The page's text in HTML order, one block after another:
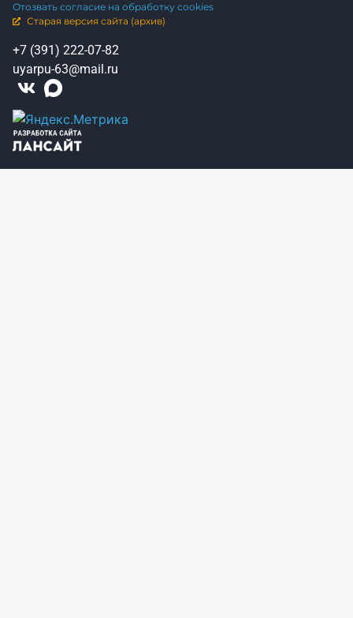
Отозвать согласие на обработку cookies
Старая версия сайта (архив)
+7 (391) 222-07-82
uyarpu-63@mail.ru